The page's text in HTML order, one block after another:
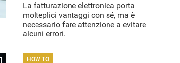
La fatturazione elettronica porta
molteplici vantaggi con sé, ma è
necessario fare attenzione a evitare
alcuni errori.
HOW TO